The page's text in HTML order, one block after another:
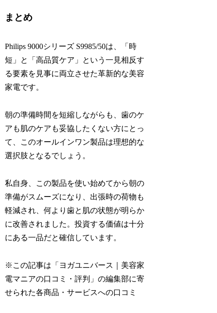
まとめ
Philips 9000シリーズ S9985/50は、「時
短」と「高品質ケア」という一見相反す
る要素を見事に両立させた革新的な美容
家電です。
朝の準備時間を短縮しながらも、歯のケ
アも肌のケアも妥協したくない方にとっ
て、このオールインワン製品は理想的な
選択肢となるでしょう。
私自身、この製品を使い始めてから朝の
準備がスムーズになり、出張時の荷物も
軽減され、何より歯と肌の状態が明らか
に改善されました。投資する価値は十分
にある一品だと確信しています。
※この記事は「ヨガユニバース｜美容家
電マニアの口コミ・評判」の編集部に寄
せられた各商品・サービスへの口コミ